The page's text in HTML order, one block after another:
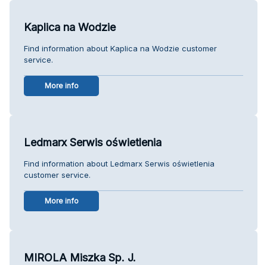
Kaplica na Wodzie
Find information about Kaplica na Wodzie customer
service.
More info
Ledmarx Serwis oświetlenia
Find information about Ledmarx Serwis oświetlenia
customer service.
More info
MIROLA Miszka Sp. J.